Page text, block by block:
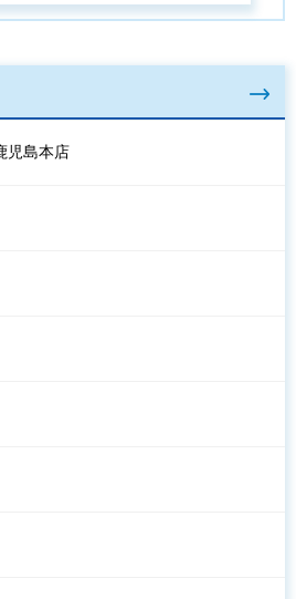
児島本店